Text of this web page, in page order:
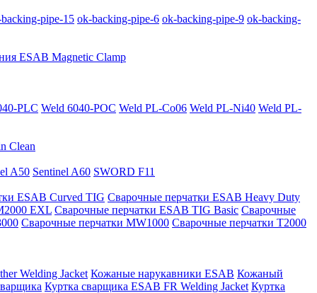
pipe-15 ok-backing-pipe-6 ok-backing-pipe-9 ok-backing-
ESAB Magnetic Clamp
PLС Weld 6040-POC Weld PL-Co06 Weld PL-Ni40 Weld PL-
Clean
A50 Sentinel A60 SWORD F11
ESAB Curved TIG Сварочные перчатки ESAB Heavy Duty
EXL Сварочные перчатки ESAB TIG Basic Сварочные
Сварочные перчатки MW1000 Сварочные перчатки T2000
Welding Jacket Кожаные нарукавники ESAB Кожаный
Куртка сварщика ESAB FR Welding Jacket Куртка